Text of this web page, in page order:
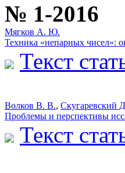
№ 1-2016
Мягков А. Ю.
Техника «непарных чисел»:
Текст
Волков В. В., Скугаревский
Проблемы и перспективы
Текст